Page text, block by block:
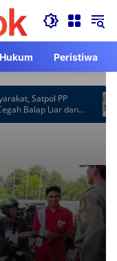
Hukum Peristiwa
Satpol PP
Balap Liar dan